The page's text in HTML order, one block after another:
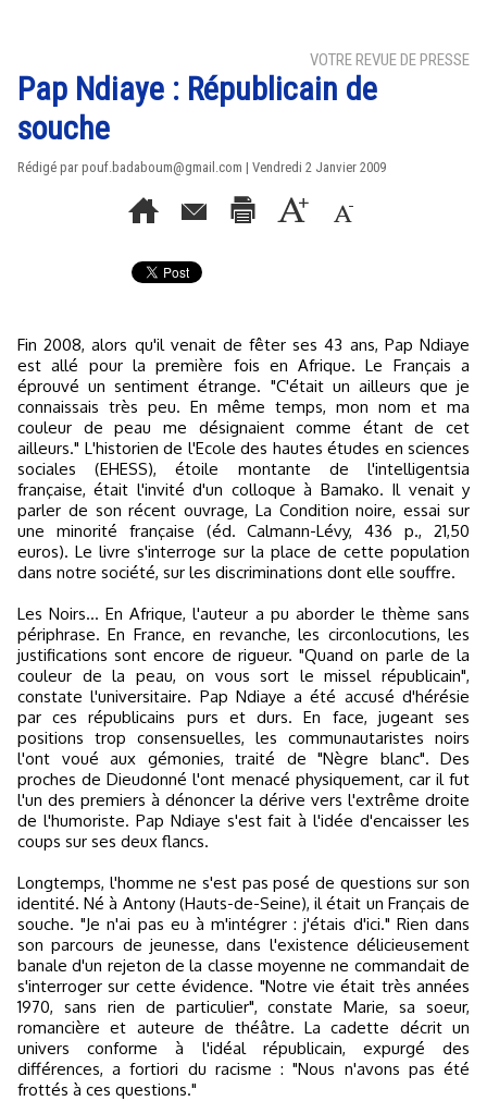
VOTRE REVUE DE PRESSE
Pap Ndiaye : Républicain de
souche
Rédigé par pouf.badaboum@gmail.com | Vendredi 2 Janvier 2009
Fin 2008, alors qu'il venait de fêter ses 43 ans, Pap Ndiaye
est allé pour la première fois en Afrique. Le Français a
éprouvé un sentiment étrange. "C'était un ailleurs que je
connaissais très peu. En même temps, mon nom et ma
couleur de peau me désignaient comme étant de cet
ailleurs." L'historien de l'Ecole des hautes études en sciences
sociales (EHESS), étoile montante de l'intelligentsia
française, était l'invité d'un colloque à Bamako. Il venait y
parler de son récent ouvrage, La Condition noire, essai sur
une minorité française (éd. Calmann-Lévy, 436 p., 21,50
euros). Le livre s'interroge sur la place de cette population
dans notre société, sur les discriminations dont elle souffre.
Les Noirs... En Afrique, l'auteur a pu aborder le thème sans
périphrase. En France, en revanche, les circonlocutions, les
justifications sont encore de rigueur. "Quand on parle de la
couleur de la peau, on vous sort le missel républicain",
constate l'universitaire. Pap Ndiaye a été accusé d'hérésie
par ces républicains purs et durs. En face, jugeant ses
positions trop consensuelles, les communautaristes noirs
l'ont voué aux gémonies, traité de "Nègre blanc". Des
proches de Dieudonné l'ont menacé physiquement, car il fut
l'un des premiers à dénoncer la dérive vers l'extrême droite
de l'humoriste. Pap Ndiaye s'est fait à l'idée d'encaisser les
coups sur ses deux flancs.
Longtemps, l'homme ne s'est pas posé de questions sur son
identité. Né à Antony (Hauts-de-Seine), il était un Français de
souche. "Je n'ai pas eu à m'intégrer : j'étais d'ici." Rien dans
son parcours de jeunesse, dans l'existence délicieusement
banale d'un rejeton de la classe moyenne ne commandait de
s'interroger sur cette évidence. "Notre vie était très années
1970, sans rien de particulier", constate Marie, sa soeur,
romancière et auteure de théâtre. La cadette décrit un
univers conforme à l'idéal républicain, expurgé des
différences, a fortiori du racisme : "Nous n'avons pas été
frottés à ces questions."